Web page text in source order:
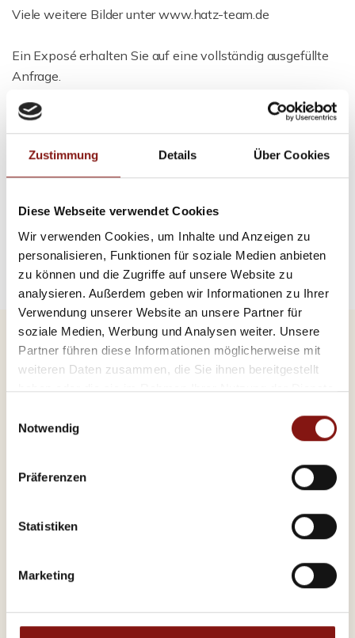
Zustimmung Details Über Cookies
Diese Webseite verwendet Cookies
Wir verwenden Cookies, um Inhalte und Anzeigen zu
personalisieren, Funktionen für soziale Medien anbieten
zu können und die Zugriffe auf unsere Website zu
analysieren. Außerdem geben wir Informationen zu Ihrer
Verwendung unserer Website an unsere Partner für
soziale Medien, Werbung und Analysen weiter. Unsere
Partner führen diese Informationen möglicherweise mit
weiteren Daten zusammen, die Sie ihnen bereitgestellt
haben oder die sie im Rahmen Ihrer Nutzung der Dienste
Notwendig
Präferenzen
Statistiken
Marketing
Viele weitere Bilder unter www.hatz-team.de
Ein Exposé erhalten Sie auf eine vollständig ausgefüllte
Anfrage.
Ansprechpartner
Firma Hatz & Team Immobilien GmbH
Telefax: 00498517569368
info@hatz-team.de
Energieausweis (Verbrauchsausweis)
Energieverbrauchskennwert
Energieausweis gültig bis
2023-07-17